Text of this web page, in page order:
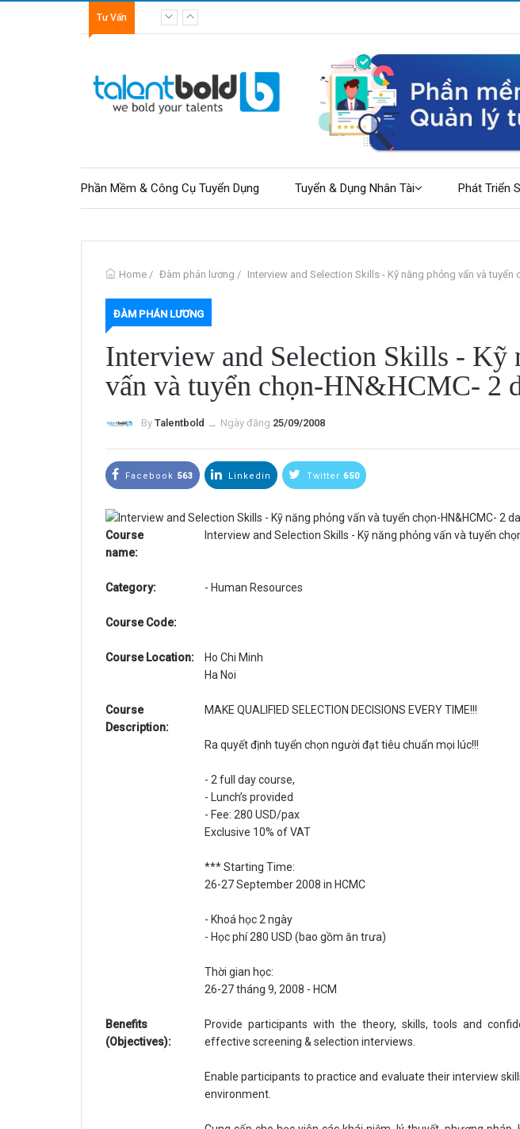
Tư Vấn Từ nhân viên văn phòng đến freelancer: những điều cần chuẩn bị
Phần Mềm & Công Cụ Tuyển Dụng Tuyển & Dụng Nhân Tài Phát Triển
Home / Đàm phán lương / Interview and Selection Skills - Kỹ năng phỏng vấn và tuyển
ĐÀM PHÁN LƯƠNG
Interview and Selection Skills - Kỹ
vấn và tuyển chọn-HN&HCMC- 2
By Talentbold ــ Ngày đăng 25/09/2008
Facebook 563 Linkedin Twitter 650
Course
name:
Interview and Selection Skills - Kỹ năng phỏng vấn và tuyển
Category: - Human Resources
Course Code:
Course Location:
Ho Chi Minh
Ha Noi
Course
Description:
MAKE QUALIFIED SELECTION DECISIONS EVERY TIME!!!
Ra quyết định tuyển chọn người đạt tiêu chuẩn mọi lúc!!!
- 2 full day course,
- Lunch’s provided
- Fee: 280 USD/pax
Exclusive 10% of VAT
*** Starting Time:
26-27 September 2008 in HCMC
- Khoá học 2 ngày
- Học phí 280 USD (bao gồm ăn trưa)
Thời gian học:
26-27 tháng 9, 2008 - HCM
Benefits
(Objectives):
Provide participants with the theory, skills, tools and
effective screening & selection interviews.
Enable participants to practice and evaluate their interview
environment.